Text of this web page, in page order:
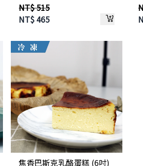
NT$ 515
NT$465
焦香巴斯克乳酪蛋糕 (6吋)